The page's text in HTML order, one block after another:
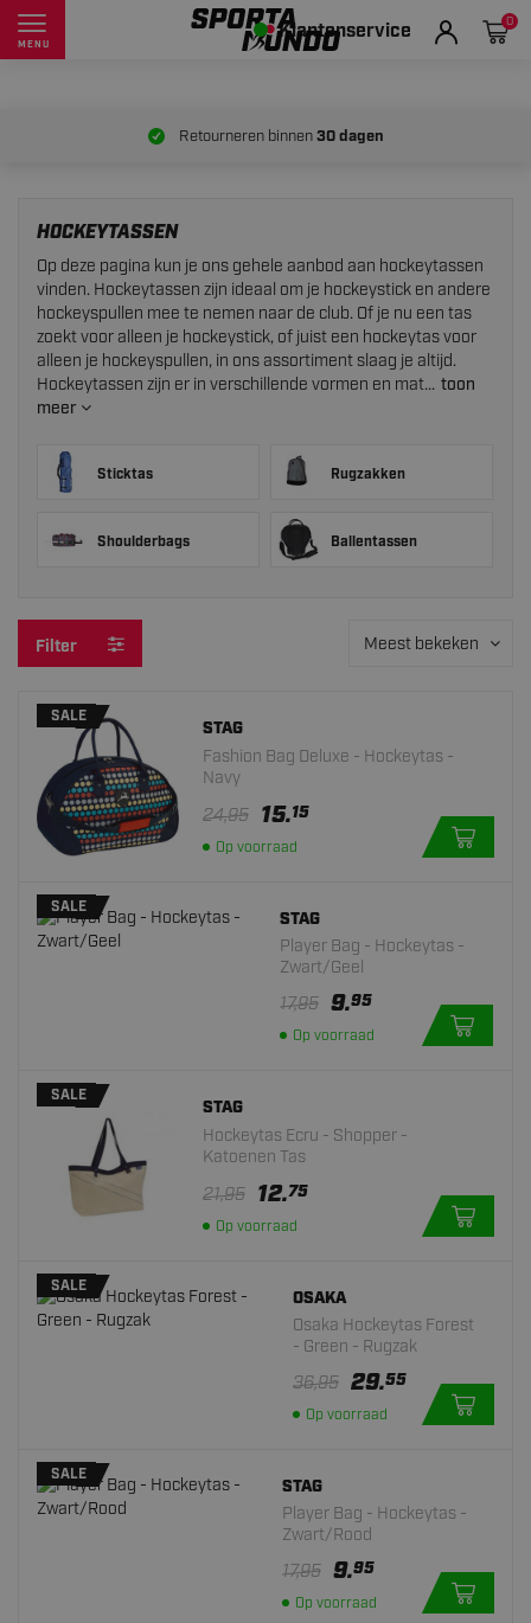
MENU Klantenservice 0
Retourneren binnen30 dagen
HOCKEYTASSEN
Op deze pagina kun je ons gehele aanbod aan hockeytassen
vinden. Hockeytassen zijn ideaal om je hockeystick en andere
hockeyspullen mee te nemen naar de club. Of je nu een tas
zoekt voor alleen je hockeystick, of juist een hockeytas voor
alleen je hockeyspullen, in ons assortiment slaag je altijd.
Hockeytassen zijn er in verschillende vormen en mat... toon
meer
Sticktas Rugzakken
Shoulderbags Ballentassen
Filter Meest bekeken
SALE
STAG
Fashion Bag Deluxe - Hockeytas -
Navy
24,95 15.15
Op voorraad
SALE
STAG
Player Bag - Hockeytas -
Zwart/Geel
17,95 9.95
Op voorraad
SALE
STAG
Hockeytas Ecru - Shopper -
Katoenen Tas
21,95 12.75
Op voorraad
SALE
OSAKA
Osaka Hockeytas Forest
- Green - Rugzak
36,95 29.55
Op voorraad
SALE
STAG
Player Bag - Hockeytas -
Zwart/Rood
17,95 9.95
Op voorraad